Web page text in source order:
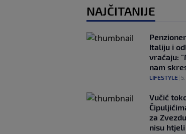
NAJČITANIJE
Italiju i
vraćaju:
nam
LIFESTYLE
Vučić
za
nisu htjeli